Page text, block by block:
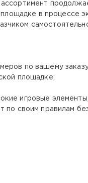
в процессе
по вашему
площадке;
игровые
по своим правилам